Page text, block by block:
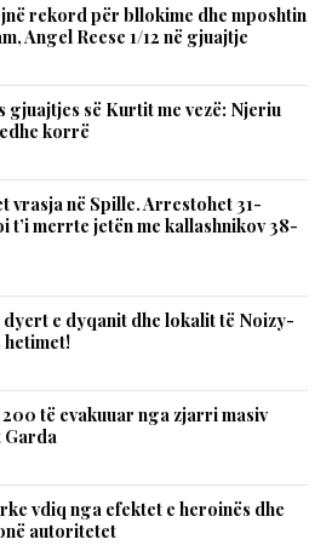
rekord për bllokime dhe mposhtin
Angel Reese 1/12 në gjuajtje
gjuajtjes së Kurtit me vezë: Njeriu
korrë
vrasja në Spille. Arrestohet 31-
t’i merrte jetën me kallashnikov 38-
dyert e dyqanit dhe lokalit të Noizy-
hetimet!
të evakuuar nga zjarri masiv
Garda
vdiq nga efektet e heroinës dhe
autoritetet